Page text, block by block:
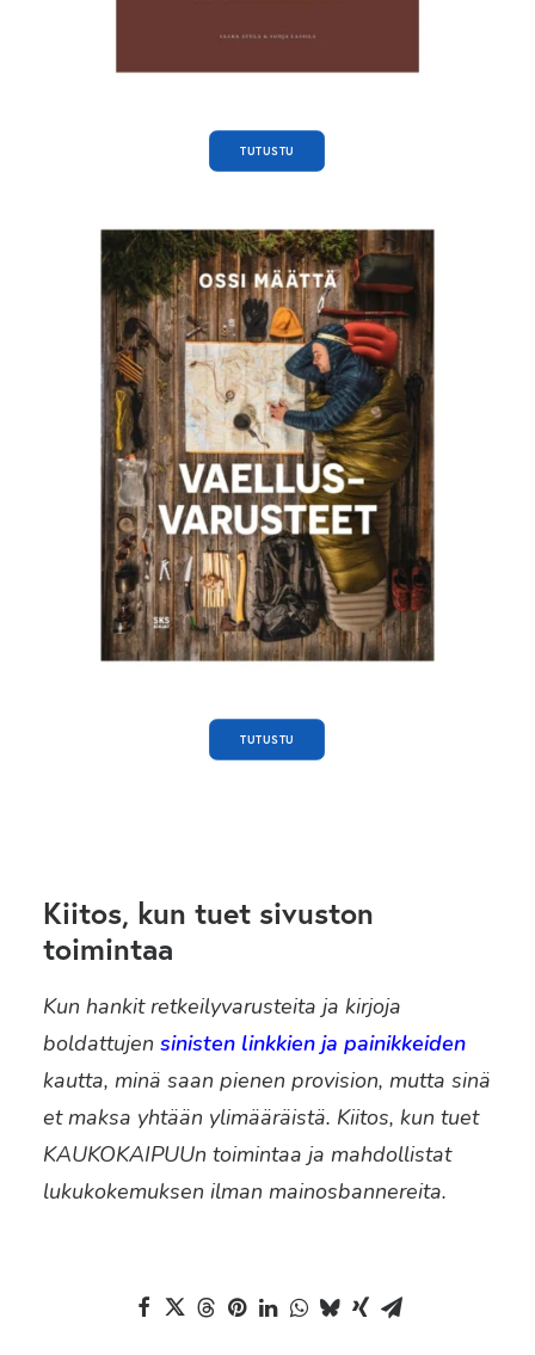
TUTUSTU
TUTUSTU
Kiitos, kun tuet sivuston
toimintaa
Kun hankit retkeilyvarusteita ja kirjoja
boldattujen sinisten linkkien ja painikkeiden
kautta, minä saan pienen provision, mutta sinä
et maksa yhtään ylimääräistä. Kiitos, kun tuet
KAUKOKAIPUUn toimintaa ja mahdollistat
lukukokemuksen ilman mainosbannereita.